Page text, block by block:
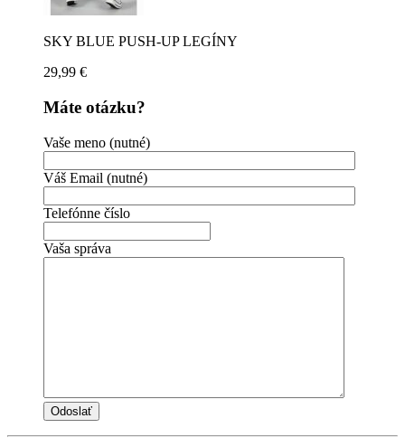
SKY BLUE PUSH-UP LEGÍNY
29,99 €
Máte otázku?
Vaše meno (nutné)
Váš Email (nutné)
Telefónne číslo
Vaša správa